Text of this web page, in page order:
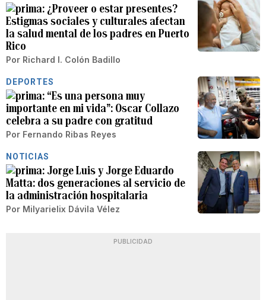
¿Proveer o estar presentes?
Estigmas sociales y culturales afectan
la salud mental de los padres en Puerto
Rico
Por Richard I. Colón Badillo
DEPORTES
“Es una persona muy
importante en mi vida”: Oscar Collazo
celebra a su padre con gratitud
Por Fernando Ribas Reyes
NOTICIAS
Jorge Luis y Jorge Eduardo
Matta: dos generaciones al servicio de
la administración hospitalaria
Por Milyarielix Dávila Vélez
PUBLICIDAD